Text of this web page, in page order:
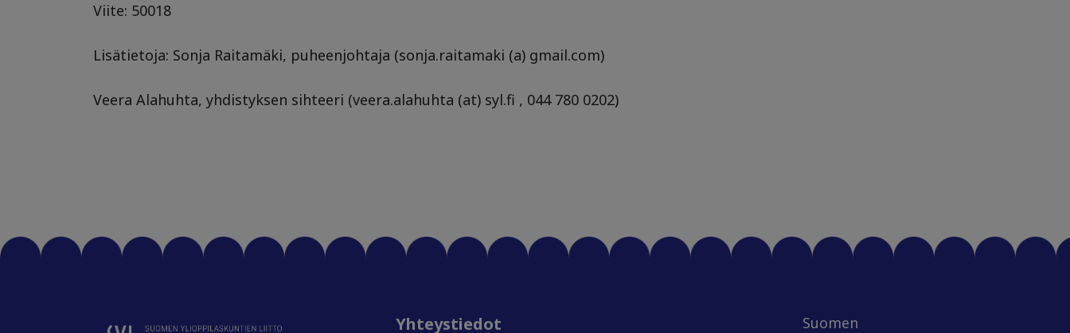
Viite: 50018
Lisätietoja: Sonja Raitamäki, puheenjohtaja (sonja.raitamaki (a) gmail.com)
Veera Alahuhta, yhdistyksen sihteeri (veera.alahuhta (at) syl.fi , 044 780 0202)
Yhteystiedot
Suomen